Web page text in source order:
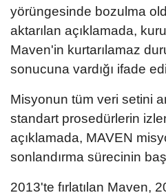
yörüngesinde bozulma
aktarılan açıklamada,
Maven'in kurtarılamaz
sonucuna vardığı ifade
Misyonun tüm veri setini
standart prosedürlerin
açıklamada, MAVEN
sonlandırma sürecinin
2013'te fırlatılan Maven,